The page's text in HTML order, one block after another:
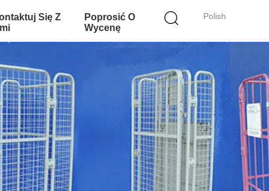
Polish
Się Z
Poprosić O
Wycenę